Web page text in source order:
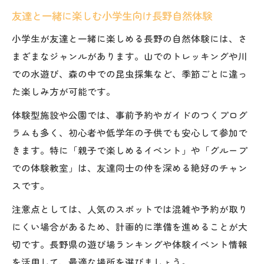
友達と一緒に楽しむ小学生向け長野自然体験
小学生が友達と一緒に楽しめる長野の自然体験には、さ
まざまなジャンルがあります。山でのトレッキングや川
での水遊び、森の中での昆虫採集など、季節ごとに違っ
た楽しみ方が可能です。
体験型施設や公園では、事前予約やガイドのつくプログ
ラムも多く、初心者や低学年の子供でも安心して参加で
きます。特に「親子で楽しめるイベント」や「グループ
での体験教室」は、友達同士の仲を深める絶好のチャン
スです。
注意点としては、人気のスポットでは混雑や予約が取り
にくい場合があるため、計画的に準備を進めることが大
切です。長野県の遊び場ランキングや体験イベント情報